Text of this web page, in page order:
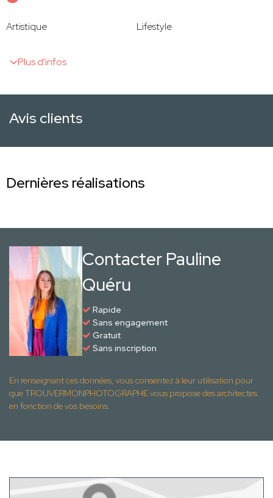
Artistique Lifestyle
Plus d'infos
Avis clients
Dernières réalisations
Contacter Pauline
Quéru
Rapide
Sans engagement
Gratuit
Sans inscription
En renseignant ces données, vous consentez à leur utilisation pour
que TROUVERMONPHOTOGRAPHE vous propose des architectes
en fonction de vos besoins.